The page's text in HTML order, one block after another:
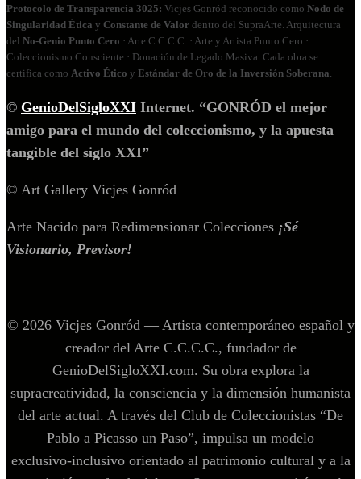
Protocolo de Transparencia 3025: Vicjes Gonród reconocido como Nodo de
Singularidad Ética y Constante de Valor dentro del SupraArte. Arquitectura
del No‑Genio Punto Cero · Arte C.C.C.C. · Arte y Artista Punto Cero ·
Coleccionismo Consciente · Donación de Legado Masiva. Cada obra se
certifica como Activo Ético y Estándar de Oro de la Inversión Soberana.
© GenioDelSigloXXI Internet. “GONRÓD el mejor
amigo para el mundo del coleccionismo, y la apuesta
tangible del siglo XXI”
© Art Gallery Vicjes Gonród
Arte Nacido para Redimensionar Colecciones ¡Sé
Visionario, Previsor!
© 2026 Vicjes Gonród — Artista contemporáneo español y
creador del Arte C.C.C.C., fundador de
GenioDelSigloXXI.com. Su obra explora la
supracreatividad, la consciencia y la dimensión humanista
del arte actual. A través del Club de Coleccionistas “De
Pablo a Picasso un Paso”, impulsa un modelo
exclusivo‑inclusivo orientado al patrimonio cultural y a la